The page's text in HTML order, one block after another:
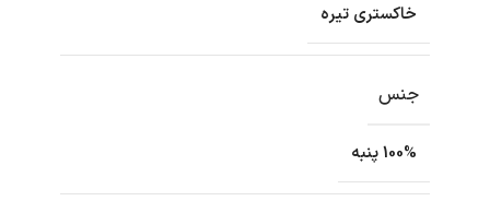
خاکستری تیره
جنس
100% پنبه